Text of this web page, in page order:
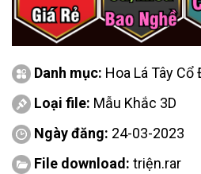
Danh mục: Hoa Lá Tây Cổ
Loại file: Mẫu Khắc 3D
Ngày đăng: 24-03-2023
File download: triện.rar